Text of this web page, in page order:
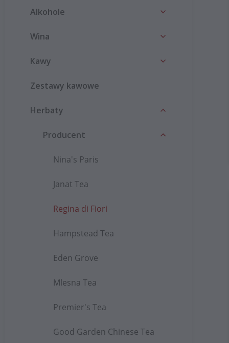
Alkohole
Wina
Kawy
Zestawy kawowe
Herbaty
Producent
Nina's Paris
Janat Tea
Regina di Fiori
Hampstead Tea
Eden Grove
Mlesna Tea
Premier's Tea
Good Garden Chinese Tea